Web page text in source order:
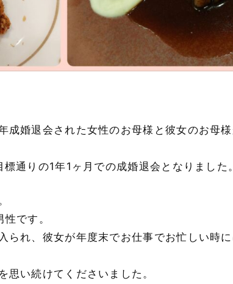
成婚退会された女性のお母様と彼女のお母
通りの1年1ヶ月での成婚退会となりました。
です。
られ、彼女が年度末でお仕事でお忙しい時
思い続けてくださいました。